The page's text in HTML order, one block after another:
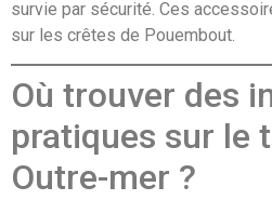
survie par sécurité. Ces
sur les crêtes de Pouembout.
Où trouver des
pratiques sur le
Outre-mer ?